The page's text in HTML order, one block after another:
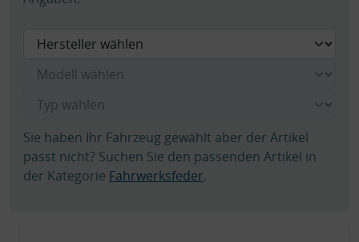
Sie haben Ihr Fahrzeug gewählt aber der Artikel
passt nicht? Suchen Sie den passenden Artikel in
der Kategorie Fahrwerksfeder.